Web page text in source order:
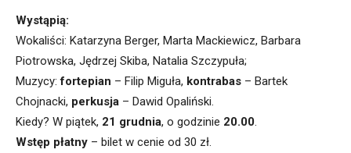
Wystąpią:
Wokaliści: Katarzyna Berger, Marta Mackiewicz, Barbara
Piotrowska, Jędrzej Skiba, Natalia Szczypuła;
Muzycy:fortepian – Filip Miguła, kontrabas – Bartek
Chojnacki, perkusja – Dawid Opaliński.
Kiedy? W piątek, 21 grudnia, o godzinie 20.00.
Wstęp płatny – bilet w cenie od 30 zł.